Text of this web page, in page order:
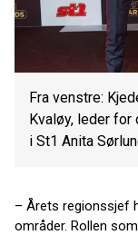
Fra venstre:
Kvaløy, leder
i St1 Anita
– Årets regionssjef
områder. Rollen